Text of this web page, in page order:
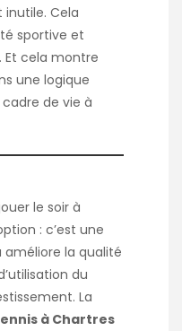
Cela
sportive et
Et cela montre
une logique
de vie à
le soir à
: c’est une
améliore la qualité
du
La
à Chartres